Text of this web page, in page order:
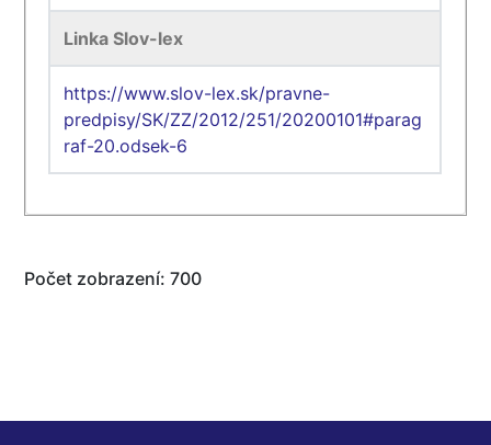
Linka Slov-lex
https://www.slov-lex.sk/pravne-
predpisy/SK/ZZ/2012/251/20200101#parag
raf-20.odsek-6
Počet zobrazení: 700